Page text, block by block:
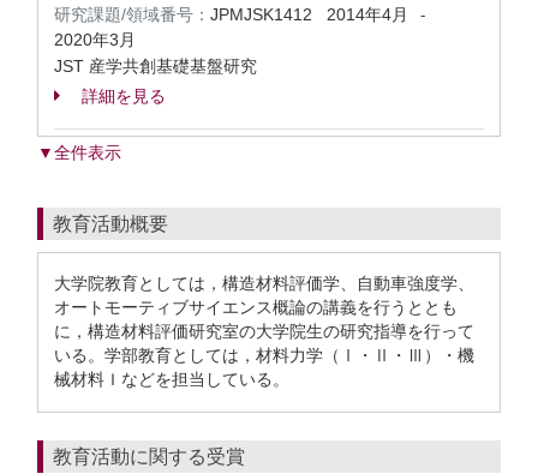
研究課題/領域番号： JPMJSK1412 2014年4月 -
2020年3月
JST 産学共創基礎基盤研究
詳細を見る
▼全件表示
教育活動概要
大学院教育としては，構造材料評価学、自動車強度学、
オートモーティブサイエンス概論の講義を行うととも
に，構造材料評価研究室の大学院生の研究指導を行って
いる。学部教育としては，材料力学（Ⅰ・Ⅱ・Ⅲ）・機
械材料Ｉなどを担当している。
教育活動に関する受賞